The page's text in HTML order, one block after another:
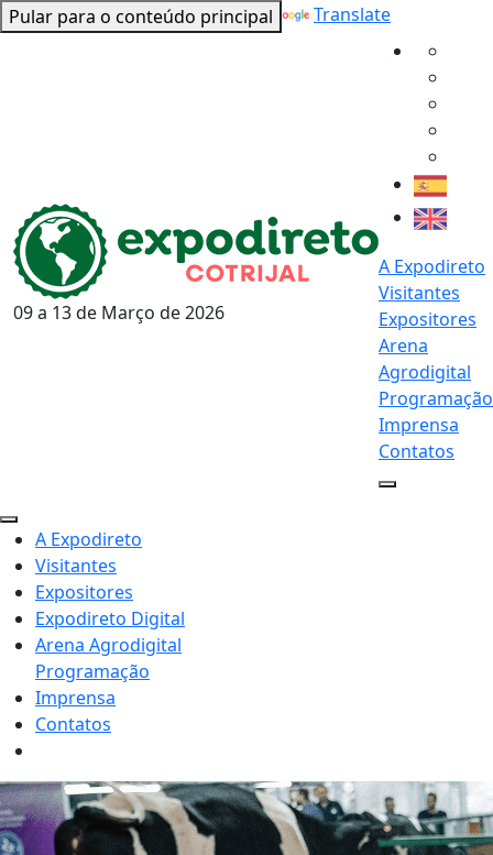
Powered by Translate
Pular para o conteúdo principal
09 a 13 de Março de 2026
A Expodireto
Visitantes
Expositores
Arena
Agrodigital
Programação
Imprensa
Contatos
A Expodireto
Visitantes
Expositores
Expodireto Digital
Arena Agrodigital
Programação
Imprensa
Contatos